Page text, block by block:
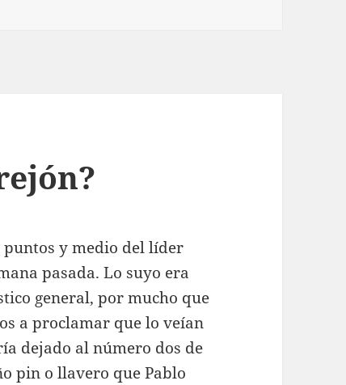
y medio del líder
pasada. Lo suyo era
general, por mucho que
a proclamar que lo veían
dejado al número dos de
pin o llavero que Pablo